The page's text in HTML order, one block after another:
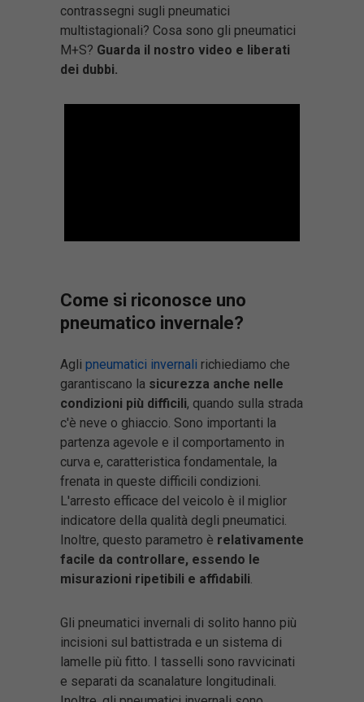
contrassegni sugli pneumatici
multistagionali? Cosa sono gli pneumatici
M+S? Guarda il nostro video e liberati
dei dubbi.
Come si riconosce uno
pneumatico invernale?
Agli pneumatici invernali richiediamo che
garantiscano la sicurezza anche nelle
condizioni più difficili, quando sulla strada
c'è neve o ghiaccio. Sono importanti la
partenza agevole e il comportamento in
curva e, caratteristica fondamentale, la
frenata in queste difficili condizioni.
L'arresto efficace del veicolo è il miglior
indicatore della qualità degli pneumatici.
Inoltre, questo parametro è relativamente
facile da controllare, essendo le
misurazioni ripetibili e affidabili
Gli pneumatici invernali di solito hanno più
incisioni sul battistrada e un sistema di
lamelle più fitto. I tasselli sono ravvicinati
e separati da scanalature longitudinali.